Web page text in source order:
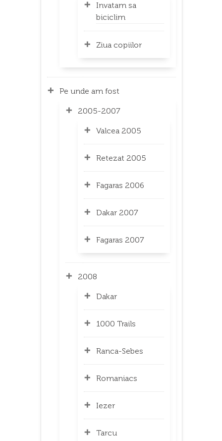
Invatam sa
biciclim
Ziua copiilor
Pe unde am fost
2005-2007
Valcea 2005
Retezat 2005
Fagaras 2006
Dakar 2007
Fagaras 2007
2008
Dakar
1000 Trails
Ranca-Sebes
Romaniacs
Iezer
Tarcu